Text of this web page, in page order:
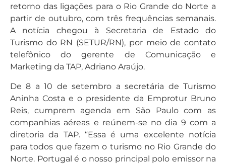
retorno das ligações para o Rio Grande do Norte a
partir de outubro, com três frequências semanais.
A notícia chegou à Secretaria de Estado do
Turismo do RN (SETUR/RN), por meio de contato
telefônico do gerente de Comunicação e
Marketing da TAP, Adriano Araújo.
De 8 a 10 de setembro a secretária de Turismo
Aninha Costa e o presidente da Emprotur Bruno
Reis, cumprem agenda em São Paulo com as
companhias aéreas e reúnem-se no dia 9 com a
diretoria da TAP. “Essa é uma excelente notícia
para todos que fazem o turismo no Rio Grande do
Norte. Portugal é o nosso principal polo emissor na